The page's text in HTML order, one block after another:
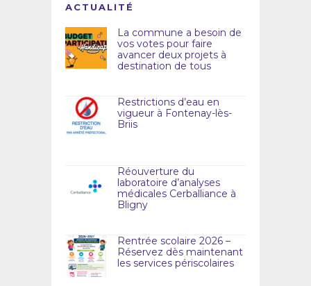
ACTUALITÉ
La commune a besoin de
vos votes pour faire
avancer deux projets à
destination de tous
Restrictions d’eau en
vigueur à Fontenay-lès-
Briis
Réouverture du
laboratoire d’analyses
médicales Cerballiance à
Bligny
Rentrée scolaire 2026 –
Réservez dès maintenant
les services périscolaires